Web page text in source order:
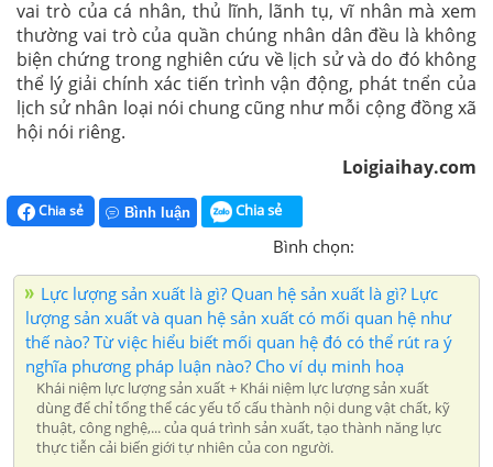
vai trò của cá nhân, thủ lĩnh, lãnh tụ, vĩ nhân mà xem
thường vai trò của quần chúng nhân dân đều là không
biện chứng trong nghiên cứu về lịch sử và do đó không
thể lý giải chính xác tiến trình vận động, phát tnển của
lịch sử nhân loại nói chung cũng như mỗi cộng đồng xã
hội nói riêng.
Loigiaihay.com
Chia sẻ Bình luận Chia sẻ
Bình chọn:
Lực lượng sản xuất là gì? Quan hệ sản xuất là gì? Lực
lượng sản xuất và quan hệ sản xuất có mối quan hệ như
thế nào? Từ việc hiểu biết mối quan hệ đó có thể rút ra ý
nghĩa phương pháp luận nào? Cho ví dụ minh hoạ
Khái niệm lực lượng sản xuất + Khái niệm lực lượng sản xuất
dùng để chỉ tổng thể các yếu tố cấu thành nội dung vật chất, kỹ
thuật, công nghệ,... của quá trình sản xuất, tạo thành năng lực
thực tiễn cải biến giới tự nhiên của con người.